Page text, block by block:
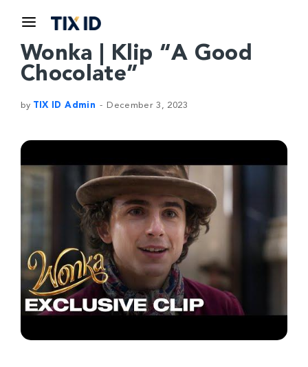
Wonka | Klip “A Good
Chocolate”
by TIX ID Admin December 3, 2023